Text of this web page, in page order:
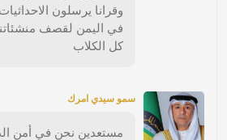
وقرانا يرسلون
في اليمن لقصف
كل الكلاب
سمو سيدي امرك
مستعدين نحن في أمن